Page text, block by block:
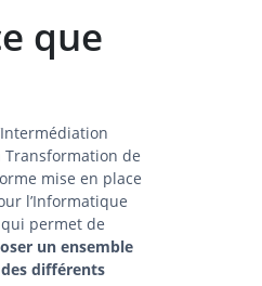
que
Transformation de
mise en place
l’Informatique
qui permet de
un ensemble
différents